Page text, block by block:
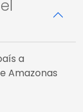
a
Amazonas